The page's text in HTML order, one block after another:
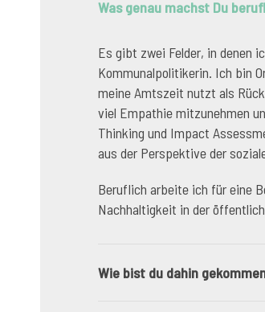
Was genau machst Du
Es gibt zwei Felder, in denen
Kommunalpolitikerin. Ich bin
meine Amtszeit nutzt als
viel Empathie mitzunehmen
Thinking und Impact
aus der Perspektive der
Beruflich arbeite ich für eine
Nachhaltigkeit in der
Wie bist du dahin